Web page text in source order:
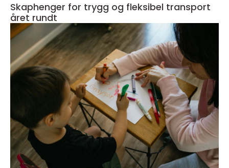
Skaphenger for trygg og fleksibel transport
året rundt